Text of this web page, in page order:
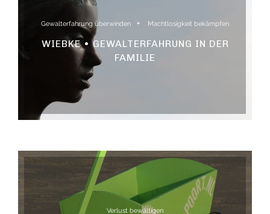
Gewalterfahrung überwinden Machtlosigkeit bekämpfen
WIEBKE • GEWALTERFAHRUNG IN DER
FAMILIE
Verlust bewältigen